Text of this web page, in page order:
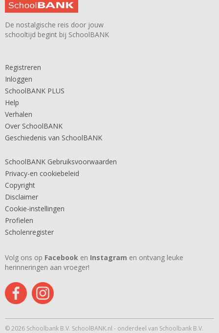
De nostalgische reis door jouw
schooltijd begint bij SchoolBANK
Registreren
Inloggen
SchoolBANK PLUS
Help
Verhalen
Over SchoolBANK
Geschiedenis van SchoolBANK
SchoolBANK Gebruiksvoorwaarden
Privacy-en cookiebeleid
Copyright
Disclaimer
Cookie-instellingen
Profielen
Scholenregister
Volg ons op Facebook en Instagram en ontvang leuke
herinneringen aan vroeger!
© 2026 Schoolbank B.V. SchoolBANK.nl - onderdeel van Schoolbank B.V.